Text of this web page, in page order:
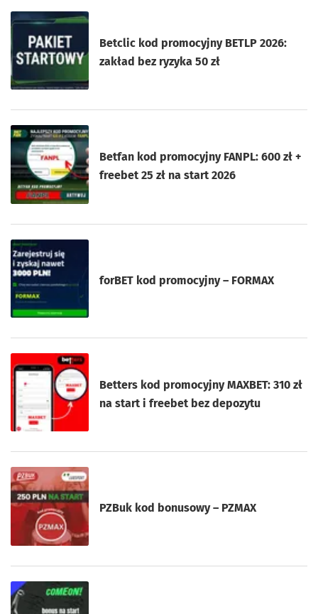
Betclic kod promocyjny BETLP 2026:
zakład bez ryzyka 50 zł
Betfan kod promocyjny FANPL: 600 zł +
freebet 25 zł na start 2026
forBET kod promocyjny – FORMAX
Betters kod promocyjny MAXBET: 310 zł
na start i freebet bez depozytu
PZBuk kod bonusowy – PZMAX